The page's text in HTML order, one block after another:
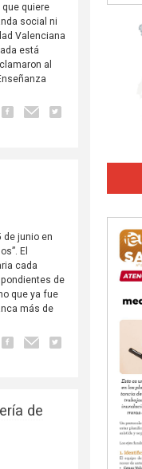
quiere
social ni
Valenciana
está
al
de junio en
El
cada
de
que ya fue
más de
de